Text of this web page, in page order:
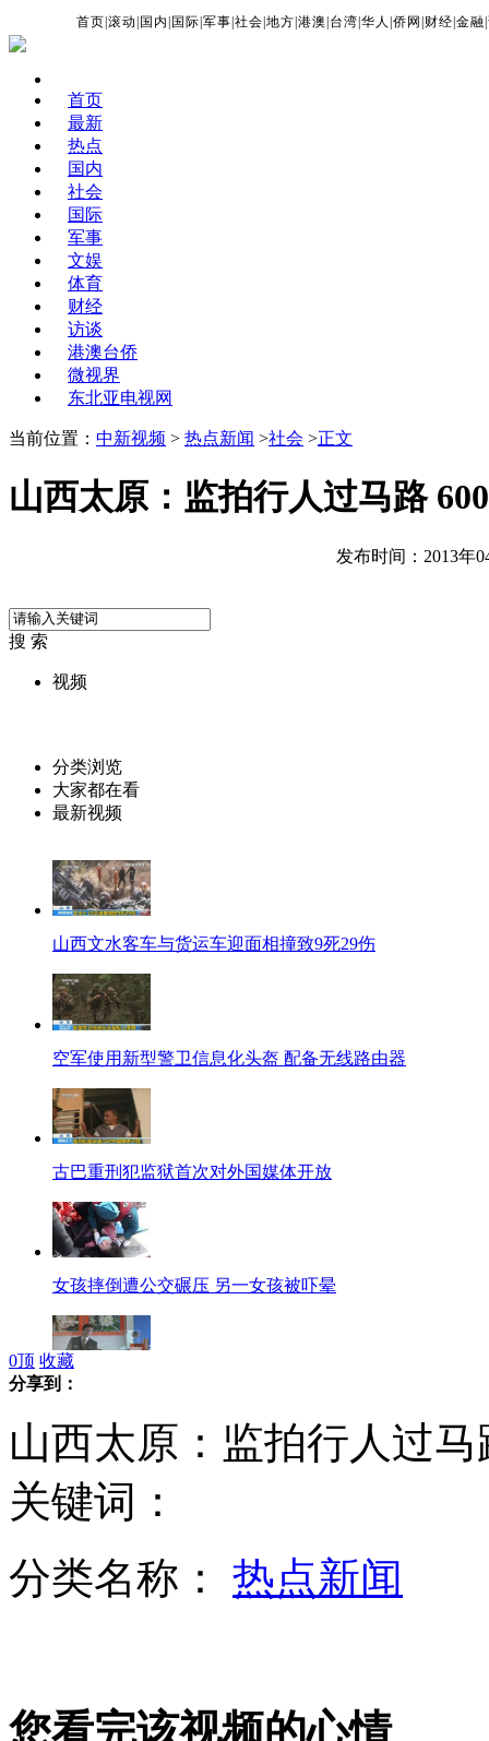
首页 |滚动 国内 国际 |军事 |社会 |地方 |港澳 台湾 |华人 |侨网 财经 |金融 |
首页
最新
热点
国内
社会
国际
军事
文娱
体育
财经
访谈
港澳台侨
微视界
东北亚电视网
当前位置： 中新视频 > 热点新闻 >社会 >正文
山西太原：监拍行人过马路
发布时间：2013年
搜 索
视频
分类浏览
大家都在看
最新视频
山西文水客车与货运车迎面相撞致9死29伤
空军使用新型警卫信息化头盔 配备无线路由器
古巴重刑犯监狱首次对外国媒体开放
女孩摔倒遭公交碾压 另一女孩被吓晕
俄罗斯“空中禁酒令”防乘客醉酒闹事
二炮仿真系统模拟导弹发射 与战场无缝对接
0顶 收藏
分享到：
山西太原：监拍行人过
关键词：
分类名称： 热点新闻
您看完该视频的心情